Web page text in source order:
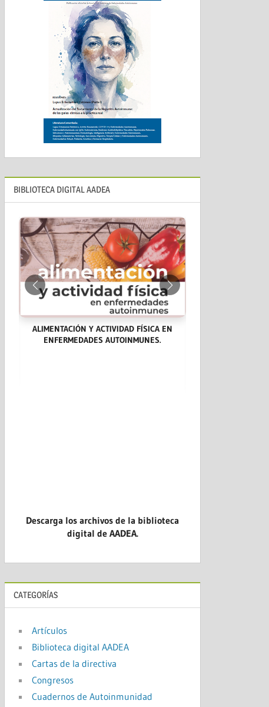
BIBLIOTECA DIGITAL AADEA
ALIMENTACIÓN Y ACTIVIDAD FÍSICA EN
ENFERMEDADES AUTOINMUNES.
Descarga los archivos de la biblioteca
digital de AADEA.
CATEGORÍAS
Artículos
Biblioteca digital AADEA
Cartas de la directiva
Congresos
Cuadernos de Autoinmunidad